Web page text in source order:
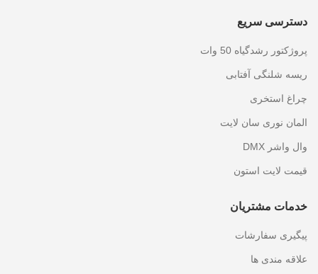
دسترسی سریع
پروژکتور رشدگیاه 50 وات
ریسه شلنگی آفتابی
چراغ استخری
المان نوری سان لایت
وال واشر DMX
قیمت لایت استون
خدمات مشتریان
پیگیری سفارشات
علاقه مندی ها